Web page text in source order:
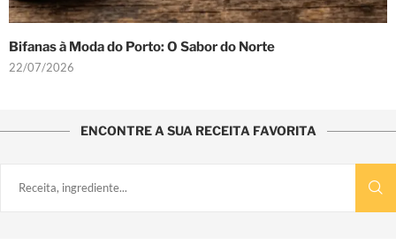
Bifanas à Moda do Porto: O Sabor do Norte
22/07/2026
ENCONTRE A SUA RECEITA FAVORITA